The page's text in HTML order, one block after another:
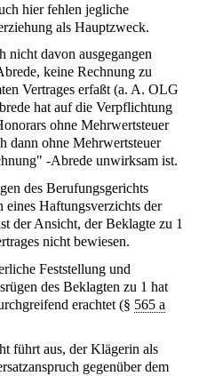
hier fehlen jegliche
als Hauptzweck.
nicht davon ausgegangen
keine Rechnung zu
Vertrages erfaßt (a. A. OLG
hat auf die Verpflichtung
ohne Mehrwertsteuer
dann ohne Mehrwertsteuer
-Abrede unwirksam ist.
des Berufungsgerichts
Haftungsverzichts der
der Ansicht, der Beklagte zu 1
nicht bewiesen.
Feststellung und
des Beklagten zu 1 hat
erachtet (§ 565 a
führt aus, der Klägerin als
gegenüber dem